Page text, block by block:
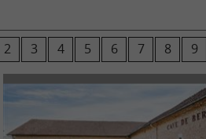
2 3 4 5 6 7 8 9